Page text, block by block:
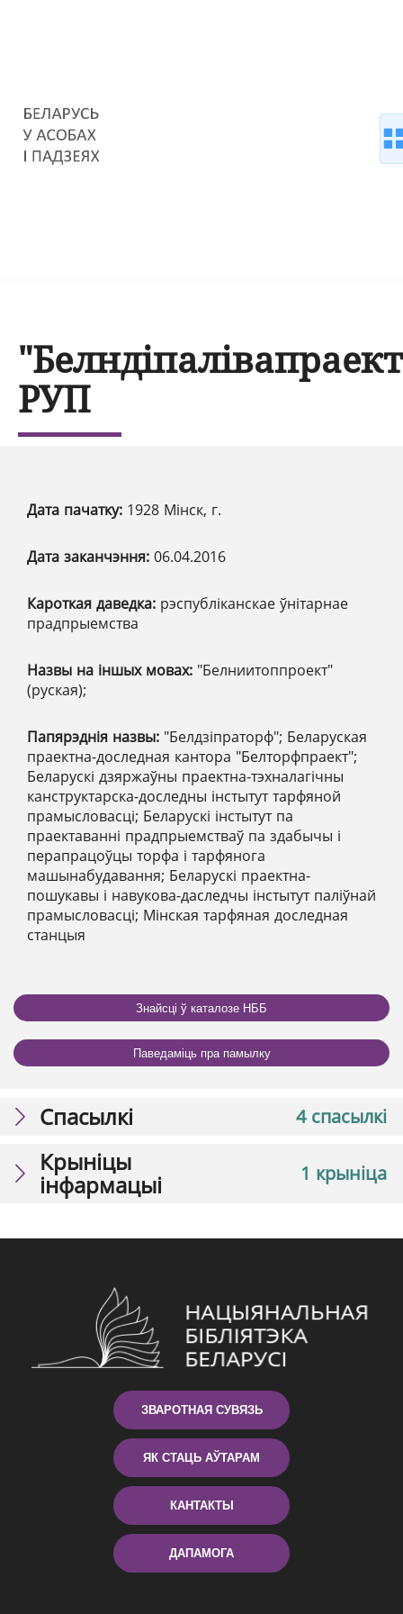
РУП
Дата пачатку: 1928 Мінск, г.
Дата заканчэння: 06.04.2016
Кароткая даведка: рэспубліканскае ўнітарнае
прадпрыемства
Назвы на іншых мовах: "Белниитоппроект"
(руская);
Папярэднія назвы: "Белдзіпраторф"; Беларуская
праектна-доследная кантора "Белторфпраект";
Беларускі дзяржаўны праектна-тэхналагічны
канструктарска-доследны інстытут тарфяной
прамысловасці; Беларускі інстытут па
праектаванні прадпрыемстваў па здабычы і
перапрацоўцы торфа і тарфянога
машынабудавання; Беларускі праектна-
пошукавы і навукова-даследчы інстытут паліўнай
прамысловасці; Мінская тарфяная доследная
станцыя
Знайсці ў каталозе НББ
Паведаміць пра памылку
4 спасылкі
Спасылкі
1 крыніца
Крыніцы
інфармацыі
ЗВАРОТНАЯ СУВЯЗЬ
ЯК СТАЦЬ АЎТАРАМ
КАНТАКТЫ
ДАПАМОГА